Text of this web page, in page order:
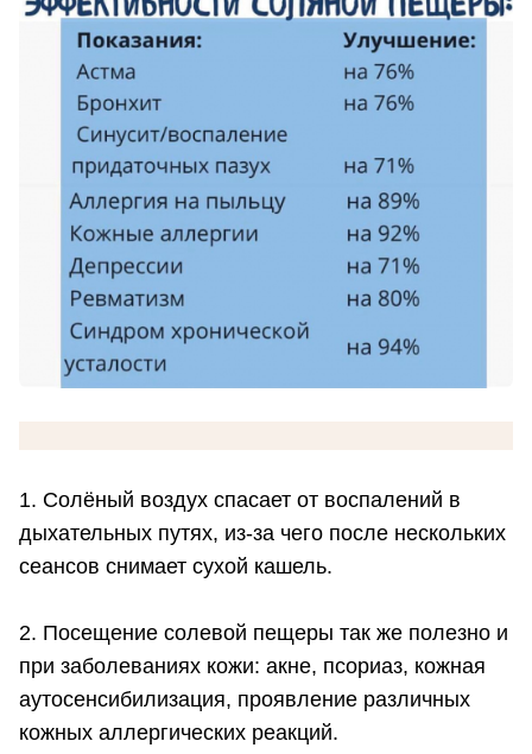
1. Солёный воздух спасает от воспалений в
дыхательных путях, из-за чего после нескольких
сеансов снимает сухой кашель.
2. Посещение солевой пещеры так же полезно и
при заболеваниях кожи: акне, псориаз, кожная
аутосенсибилизация, проявление различных
кожных аллергических реакций.